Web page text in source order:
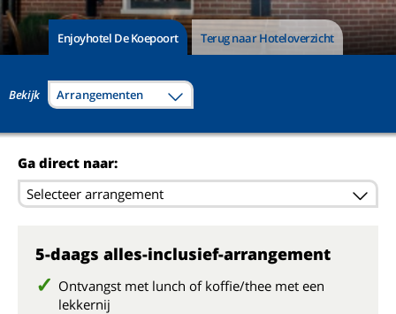
Enjoyhotel De Koepoort Terug naar Hoteloverzicht
Bekijk Arrangementen
Ga direct naar:
Selecteer arrangement
5-daags alles-inclusief-arrangement
Ontvangst met lunch of koffie/thee met een
lekkernij